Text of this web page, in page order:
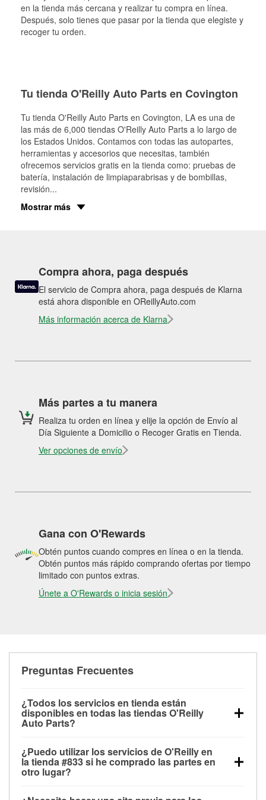
en la tienda más cercana y realizar tu compra en línea.
Después, solo tienes que pasar por la tienda que elegiste y
recoger tu orden.
Tu tienda O'Reilly Auto Parts en Covington
Tu tienda O'Reilly Auto Parts en Covington, LA es una de
las más de 6,000 tiendas O'Reilly Auto Parts a lo largo de
los Estados Unidos. Contamos con todas las autopartes,
herramientas y accesorios que necesitas, también
ofrecemos servicios gratis en la tienda como: pruebas de
batería, instalación de limpiaparabrisas y de bombillas,
revisión...
Mostrar más
Compra ahora, paga después
El servicio de Compra ahora, paga después de Klarna
está ahora disponible en OReillyAuto.com
Más información acerca de Klarna
Más partes a tu manera
Realiza tu orden en línea y elije la opción de Envío al
Día Siguiente a Domicilio o Recoger Gratis en Tienda.
Ver opciones de envío
Gana con O'Rewards
Obtén puntos cuando compres en línea o en la tienda.
Obtén puntos más rápido comprando ofertas por tiempo
limitado con puntos extras.
Únete a O'Rewards o inicia sesión
Preguntas Frecuentes
¿Todos los servicios en tienda están
disponibles en todas las tiendas O'Reilly
Auto Parts?
las pruebas de batería, pruebas de alternador y
motor de arranque, revisión de la luz “Check Engine”
con O'Reilly VeriScan® e instalación de
limpiaparabrisas o bombillas, están disponibles en
¿Puedo utilizar los servicios de O'Reilly en
la tienda #833 si he comprado las partes en
otro lugar?